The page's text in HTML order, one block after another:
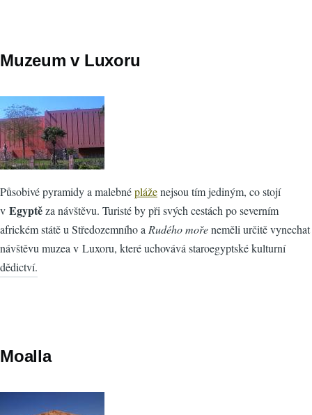
Muzeum v Luxoru
Působivé pyramidy a malebnépláženejsou tím jediným, co stojí
v Egyptěza návštěvu. Turisté by při svých cestách po severním
africkém státě u Středozemního a Rudého mořeneměli určitě vynechat
návštěvu muzea v Luxoru, které uchovává staroegyptské kulturní
dědictví.
Moalla